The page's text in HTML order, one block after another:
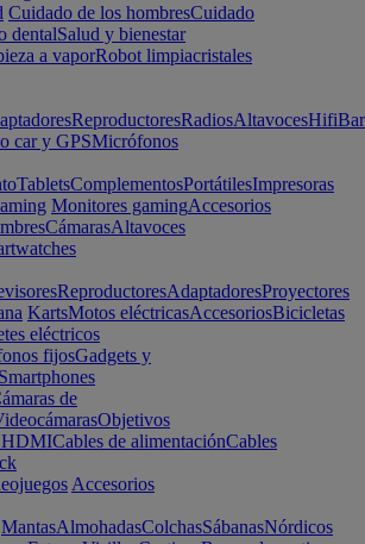
Cuidado de los hombresCuidado
dentalSalud y bienestar
a vaporRobot limpiacristales
ReproductoresRadiosAltavocesHifi
car y GPSMicrófonos
TabletsComplementosPortátilesImpresoras
Monitores gamingAccesorios
CámarasAltavoces
ReproductoresAdaptadoresProyectores
KartsMotos eléctricasAccesoriosBicicletas
eléctricos
fijosGadgets y
Smartphones
de
Objetivos
HDMICables de alimentaciónCables
Accesorios
MantasAlmohadasColchasSábanasNórdicos